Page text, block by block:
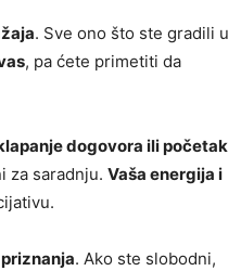
. Sve ono što ste gradili u
, pa ćete primetiti da
dogovora ili početak
za saradnju. Vaša energija i
. Ako ste slobodni,